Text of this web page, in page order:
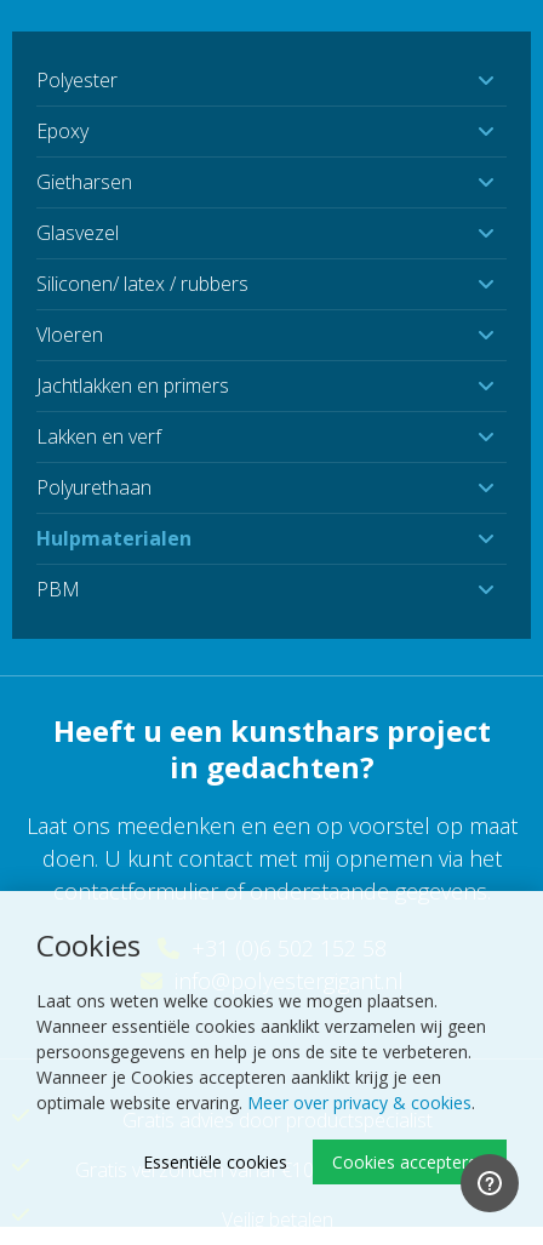
Cookies
Laat ons weten welke cookies we mogen plaatsen.
Wanneer essentiële cookies aanklikt verzamelen wij geen
persoonsgegevens en help je ons de site te verbeteren.
Wanneer je Cookies accepteren aanklikt krijg je een
optimale website ervaring. Meer over privacy & cookies.
Cookies accepteren
Essentiële cookies
Polyester
Epoxy
Gietharsen
Glasvezel
Siliconen/ latex / rubbers
Vloeren
Jachtlakken en primers
Lakken en verf
Polyurethaan
Hulpmaterialen
PBM
Heeft u een kunsthars project
in gedachten?
Laat ons meedenken en een op voorstel op maat
doen. U kunt contact met mij opnemen via het
contactformulier of onderstaande gegevens.
+31 (0)6 502 152 58
info@polyestergigant.nl
Gratis advies door productspecialist
Gratis verzonden vanaf €100 (NL, géén pallets)
Veilig betalen